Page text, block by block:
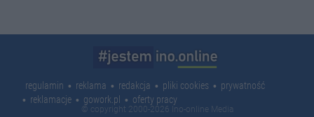
regulamin reklama redakcja pliki cookies
prywatność
reklamacje
gowork.pl oferty pracy
© copyright 2000-2026 Ino-online Media